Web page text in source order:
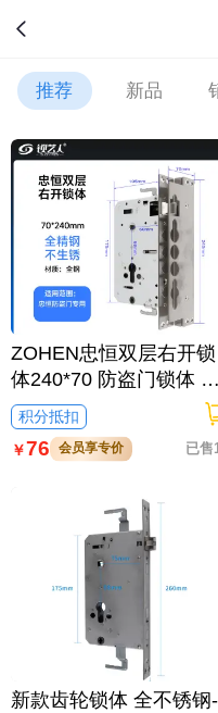
推荐 新品
ZOHEN忠恒双层右开锁
体240*70 防盗门锁体 60
68
积分抵扣
￥76 会员享专价 已售
新款齿轮锁体 全不锈钢-